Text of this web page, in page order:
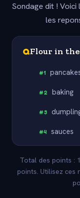
Sondage dit !
les
QFlour in
#1
#2 baking
#3
#4 sauces
Total des points :
points. Utilisez ces